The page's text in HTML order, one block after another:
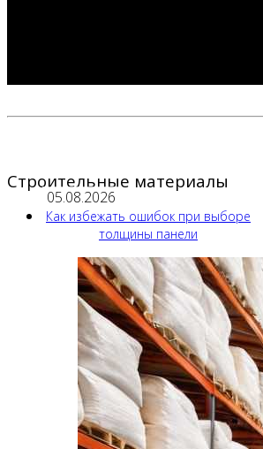
Строительные материалы
05.08.2026
Как избежать ошибок при выборе
толщины панели